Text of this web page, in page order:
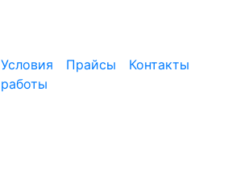
Условия
работы
Прайсы Контакты